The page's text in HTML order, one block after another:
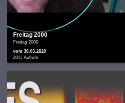
Freitag 2000
Freitag 2000
vom 30.03.2020
2011 Aufrufe